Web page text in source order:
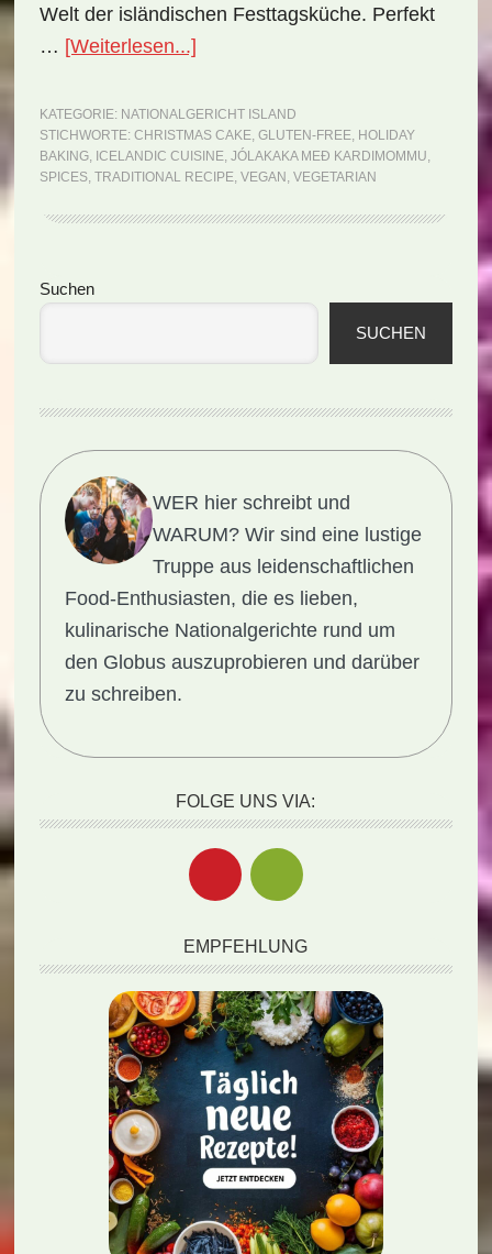
Welt der isländischen Festtagsküche. Perfekt
… [Weiterlesen...]ÜberNationalgericht
Jólakaka
með
Kardimommu
KATEGORIE: NATIONALGERICHT ISLAND
STICHWORTE: CHRISTMAS CAKE, GLUTEN-FREE, HOLIDAY
BAKING, ICELANDIC CUISINE, JÓLAKAKA MEÐ KARDIMOMMU,
SPICES, TRADITIONAL RECIPE, VEGAN , VEGETARIAN
Seitenspalte
Suchen
SUCHEN
WER hier schreibt und
WARUM? Wir sind eine lustige
Truppe aus leidenschaftlichen
Food-Enthusiasten, die es lieben,
kulinarische Nationalgerichte rund um
den Globus auszuprobieren und darüber
zu schreiben.
FOLGE UNS VIA:
EMPFEHLUNG